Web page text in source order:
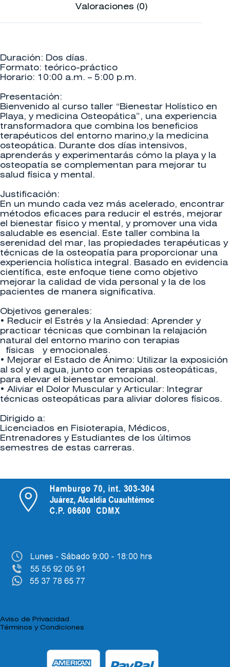
Valoraciones (0)
Duración: Dos días.
Formato: teórico-práctico
Horario: 10:00 a.m. – 5:00 p.m.
Presentación:
Bienvenido al curso taller “Bienestar Holístico en
Playa, y medicina Osteopática”, una experiencia
transformadora que combina los beneficios
terapéuticos del entorno marino,y la medicina
osteopática. Durante dos días intensivos,
aprenderás y experimentarás cómo la playa y la
osteopatía se complementan para mejorar tu
salud física y mental.
Justificación:
En un mundo cada vez más acelerado, encontrar
métodos eficaces para reducir el estrés, mejorar
el bienestar físico y mental, y promover una vida
saludable es esencial. Este taller combina la
serenidad del mar, las propiedades terapéuticas y
técnicas de la osteopatía para proporcionar una
experiencia holística integral. Basado en evidencia
científica, este enfoque tiene como objetivo
mejorar la calidad de vida personal y la de los
pacientes de manera significativa.
Objetivos generales:
• Reducir el Estrés y la Ansiedad: Aprender y
practicar técnicas que combinan la relajación
natural del entorno marino con terapias
físicas y emocionales.
• Mejorar el Estado de Ánimo: Utilizar la exposición
al sol y el agua, junto con terapias osteopáticas,
para elevar el bienestar emocional.
• Aliviar el Dolor Muscular y Articular: Integrar
técnicas osteopáticas para aliviar dolores físicos.
Dirigido a:
Licenciados en Fisioterapia, Médicos,
Entrenadores y Estudiantes de los últimos
semestres de estas carreras.
Aviso de Privacidad
Términos y Condiciones